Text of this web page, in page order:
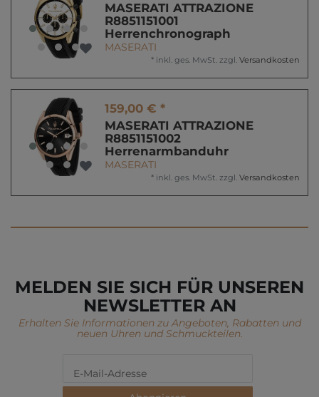
MASERATI ATTRAZIONE
R8851151001
Herrenchronograph
MASERATI
* inkl. ges. MwSt. zzgl. Versandkosten
159,00 € *
MASERATI ATTRAZIONE
R8851151002
Herrenarmbanduhr
MASERATI
* inkl. ges. MwSt. zzgl. Versandkosten
MELDEN SIE SICH FÜR UNSEREN
NEWSLETTER AN
Erhalten Sie Informationen zu Angeboten, Rabatten und
neuen Uhren und Schmuckteilen.